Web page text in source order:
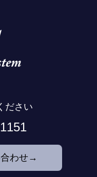
ださい
合わせ→